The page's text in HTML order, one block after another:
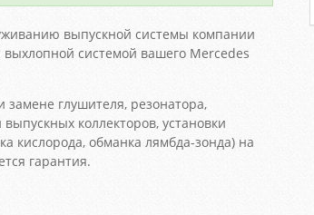
выпускной системы компании
системой вашего Mercedes
глушителя, резонатора,
коллекторов, установки
кислорода, обманка лямбда-зонда) на
гарантия.